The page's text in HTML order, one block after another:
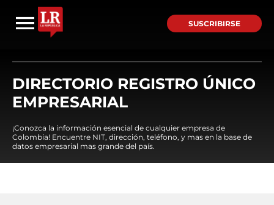
SUSCRIBIRSE
DIRECTORIO REGISTRO ÚNICO
EMPRESARIAL
¡Conozca la información esencial de cualquier empresa de
Colombia! Encuentre NIT, dirección, teléfono, y mas en la base de
datos empresarial mas grande del país.